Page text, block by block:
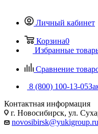
Личный кабинет
Корзина0
Избранные
Сравнение
8 (800) 100-13-05
Контактная информация
г. Новосибирск, ул.
novosibirsk@yukigroup.ru